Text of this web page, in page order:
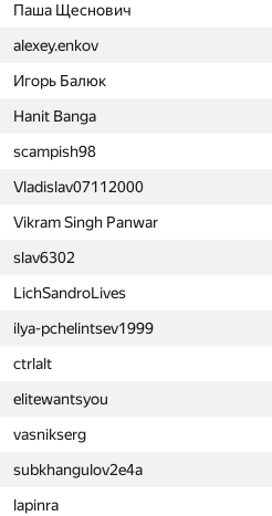
Паша Щеснович
alexey.enkov
Игорь Балюк
Hanit Banga
scampish98
Vladislav07112000
Vikram Singh Panwar
slav6302
LichSandroLives
ilya-pchelintsev1999
ctrlalt
elitewantsyou
vasnikserg
subkhangulov2e4a
lapinra
Участник